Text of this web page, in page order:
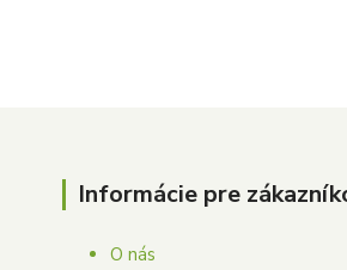
Informácie pre
O nás